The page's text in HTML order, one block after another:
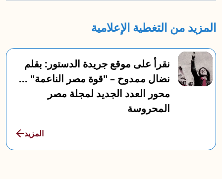
المزيد من التغطية الإعلامية
نقرأ على موقع جريدة الدستور: بقلم
نضال ممدوح – "قوة مصر الناعمة" ...
محور العدد الجديد لمجلة مصر
المحروسة
المزيد